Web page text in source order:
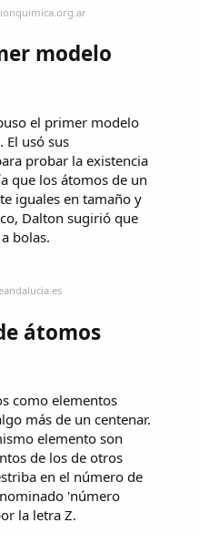
modelo
el primer modelo
El usó sus
probar la existencia
que los átomos de un
iguales en tamaño y
Dalton sugirió que
bolas.
átomos
como elementos
más de un centenar.
elemento son
de los de otros
en el número de
'número
la letra Z.